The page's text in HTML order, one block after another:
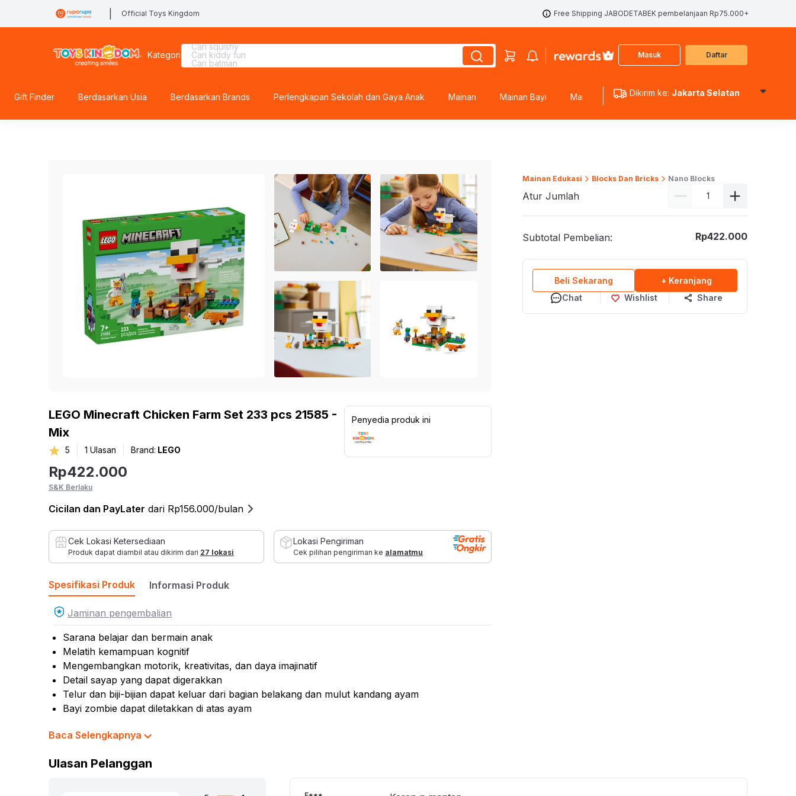
Official Toys Kingdom Free Shipping JABODETABEK pembelanjaan Rp75.000+
Kategori
Cari squishy
Cari kiddy fun
Cari batman
Cari barbie
Cari tobot
Cari rolife
Cari marvel legends
Cari thomas
Cari blokees
Masuk Daftar
Gift Finder Berdasarkan Usia Berdasarkan Brands Perlengkapan Sekolah dan Gaya Anak Mainan Mainan Bayi Mainan Edukasi Mainan Koleksi Mainan
Dikirim ke: Jakarta Selatan
LEGO Minecraft Chicken Farm Set 233 pcs 21585 -
Mix
5 1 Ulasan Brand: LEGO
Rp422.000
S&K Berlaku
Cicilan dan PayLater dari Rp156.000/bulan
Penyedia produk ini
Cek Lokasi Ketersediaan
Produk dapat diambil atau dikirim dari 27 lokasi
Lokasi Pengiriman
Cek pilihan pengiriman ke alamatmu
Spesifikasi Produk Informasi Produk
Jaminan pengembalian
Sarana belajar dan bermain anak
Melatih kemampuan kognitif
Mengembangkan motorik, kreativitas, dan daya imajinatif
Detail sayap yang dapat digerakkan
Telur dan biji-bijian dapat keluar dari bagian belakang dan mulut kandang ayam
Bayi zombie dapat diletakkan di atas ayam
Termasuk minifigure bayi zombie, ayam, dan sebagainya
Rekomendasi umur pengguna: 7 tahun ke atas
Baca Selengkapnya
Mainan Edukasi Blocks Dan Bricks Nano Blocks
Atur Jumlah
Subtotal Pembelian: Rp422.000
Beli Sekarang
+ Keranjang
Chat
Wishlist Share
Ulasan Pelanggan